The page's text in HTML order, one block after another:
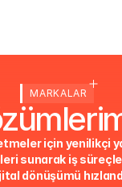
MARKALAR
için yenilikçi
sunarak iş
dönüşümü